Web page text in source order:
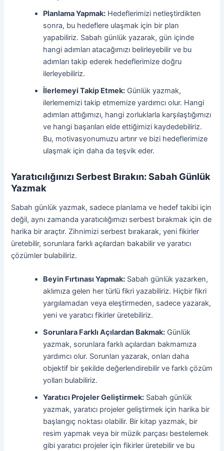
Planlama Yapmak: Hedeflerimizi netleştirdikten
sonra, bu hedeflere ulaşmak için bir plan
yapabiliriz. Sabah günlük yazarak, gün içinde
hangi adımları atacağımızı belirleyebilir ve bu
adımları takip ederek hedeflerimize doğru
ilerleyebiliriz.
İlerlemeyi Takip Etmek: Günlük yazmak,
ilerlememizi takip etmemize yardımcı olur. Hangi
adımları attığımızı, hangi zorluklarla karşılaştığımızı
ve hangi başarıları elde ettiğimizi kaydedebiliriz.
Bu, motivasyonumuzu artırır ve bizi hedeflerimize
ulaşmak için daha da teşvik eder.
Yaratıcılığınızı Serbest Bırakın: Sabah Günlük
Yazmak
Sabah günlük yazmak, sadece planlama ve hedef takibi için
değil, aynı zamanda yaratıcılığımızı serbest bırakmak için de
harika bir araçtır. Zihnimizi serbest bırakarak, yeni fikirler
üretebilir, sorunlara farklı açılardan bakabilir ve yaratıcı
çözümler bulabiliriz.
Beyin Fırtınası Yapmak: Sabah günlük yazarken,
aklımıza gelen her türlü fikri yazabiliriz. Hiçbir fikri
yargılamadan veya eleştirmeden, sadece yazarak,
yeni ve yaratıcı fikirler üretebiliriz.
Sorunlara Farklı Açılardan Bakmak: Günlük
yazmak, sorunlara farklı açılardan bakmamıza
yardımcı olur. Sorunları yazarak, onları daha
objektif bir şekilde değerlendirebilir ve farklı çözüm
yolları bulabiliriz.
Yaratıcı Projeler Geliştirmek: Sabah günlük
yazmak, yaratıcı projeler geliştirmek için harika bir
başlangıç noktası olabilir. Bir kitap yazmak, bir
resim yapmak veya bir müzik parçası bestelemek
gibi yaratıcı projeler için fikirler üretebilir ve bu